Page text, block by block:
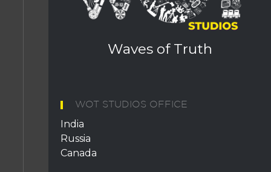
WOT STUDIOS OFFICE
India
Russia
Canada